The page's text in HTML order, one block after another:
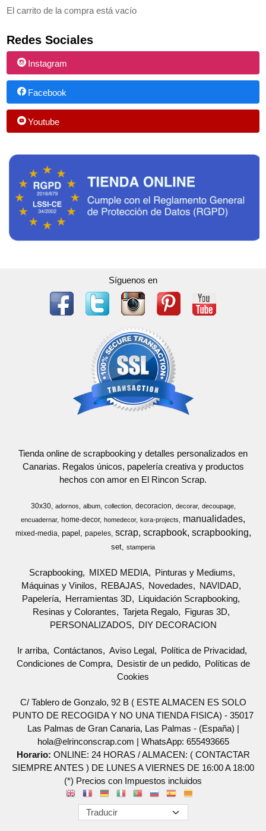
El carrito de la compra está vacío
Redes Sociales
Instagram
Facebook
Youtube
Síguenos en
Tienda online de scrapbooking y detalles personalizados en
Canarias. Regalos únicos, papelería creativa y productos
hechos con amor en El Rincon Scrap.
30x30 adornos album collection decoracion decorar
decoupage
encuadernar
home-decor homedecor kora-projects manualidades
mixed-media papel papeles scrap scrapbook scrapbooking
set stamperia
Scrapbooking MIXED MEDIA
Pinturas y Mediums
Máquinas y Vinilos
REBAJAS Novedades
NAVIDAD
Papelería
Herramientas 3D
Liquidación Scrapbooking
Resinas y Colorantes
Tarjeta Regalo
Figuras 3D
PERSONALIZADOS
DIY DECORACION
Ir arriba Contáctanos Aviso Legal
Política de Privacidad
Condiciones de Compra
Desistir de un pedido
Políticas de
Cookies
C/ Tablero de Gonzalo, 92 B ( ESTE ALMACEN ES SOLO
PUNTO DE RECOGIDA Y NO UNA TIENDA FISICA) - 35017
Las Palmas de Gran Canaria, Las Palmas - (España) |
hola@elrinconscrap.com | WhatsApp: 655493665
Horario: ONLINE: 24 HORAS / ALMACEN: ( CONTACTAR
SIEMPRE ANTES ) DE LUNES A VIERNES DE 16:00 A 18:00
(*) Precios con Impuestos incluidos